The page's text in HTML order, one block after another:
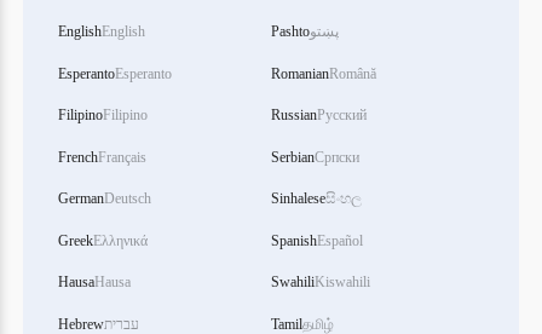
EnglishEnglish
EsperantoEsperanto
FilipinoFilipino
FrenchFrançais
GermanDeutsch
GreekΕλληνικά
HausaHausa
Hebrewעברית
Pashtoپښتو
RomanianRomână
RussianРусский
SerbianСрпски
Sinhaleseසිංහල
SpanishEspañol
SwahiliKiswahili
Tamilதமிழ்